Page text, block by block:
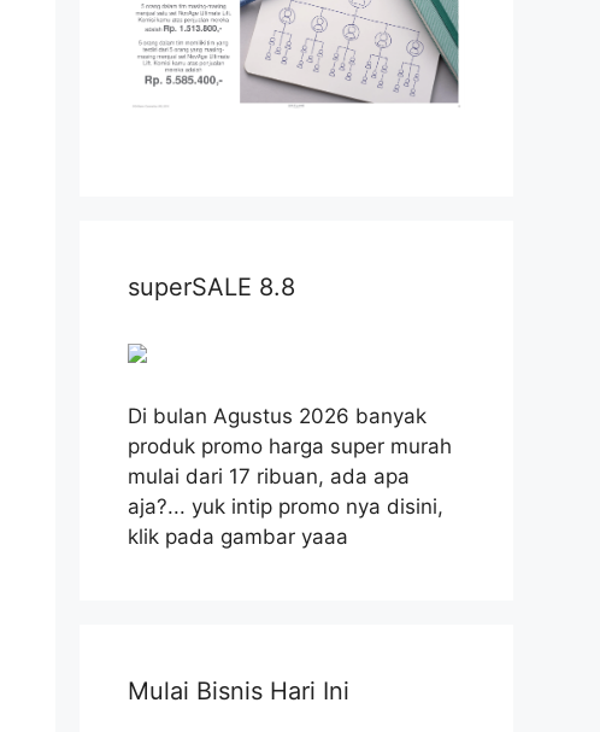
superSALE 8.8
Di bulan Agustus 2026 banyak
produk promo harga super murah
mulai dari 17 ribuan, ada apa
aja?... yuk intip promo nya disini,
klik pada gambar yaaa
Mulai Bisnis Hari Ini